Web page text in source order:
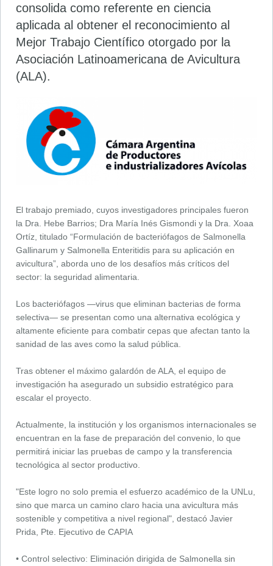
consolida como referente en ciencia
aplicada al obtener el reconocimiento al
Mejor Trabajo Científico otorgado por la
Asociación Latinoamericana de Avicultura
(ALA).
El trabajo premiado, cuyos investigadores principales fueron
la Dra. Hebe Barrios; Dra María Inés Gismondi y la Dra. Xoaa
Ortíz, titulado “Formulación de bacteriófagos de Salmonella
Gallinarum y Salmonella Enteritidis para su aplicación en
avicultura”, aborda uno de los desafíos más críticos del
sector: la seguridad alimentaria.
Los bacteriófagos —virus que eliminan bacterias de forma
selectiva— se presentan como una alternativa ecológica y
altamente eficiente para combatir cepas que afectan tanto la
sanidad de las aves como la salud pública.
Tras obtener el máximo galardón de ALA, el equipo de
investigación ha asegurado un subsidio estratégico para
escalar el proyecto.
Actualmente, la institución y los organismos internacionales se
encuentran en la fase de preparación del convenio, lo que
permitirá iniciar las pruebas de campo y la transferencia
tecnológica al sector productivo.
"Este logro no solo premia el esfuerzo académico de la UNLu,
sino que marca un camino claro hacia una avicultura más
sostenible y competitiva a nivel regional", destacó Javier
Prida, Pte. Ejecutivo de CAPIA
• Control selectivo: Eliminación dirigida de Salmonella sin